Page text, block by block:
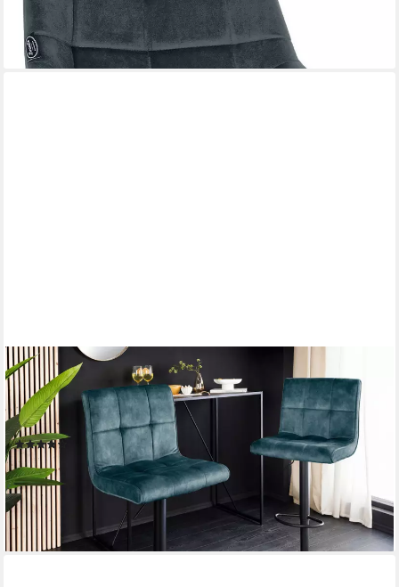
lieferbar - in 2-3 Werktagen bei dir
RIESS-AMBIENTE
Barhocker MODENA petrol/schwarz - Samt, Metall,
höhenverstellbar, mit Polsterung, 360° drehbar & mit Lehne &
Fußablage - ideal für Wohnzimmer oder Küche
49,95 € UVP 109,95 €
-55%
lieferbar - in 3-4 Werktagen bei dir
+4